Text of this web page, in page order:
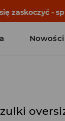
zaskoczyć -
Nowości